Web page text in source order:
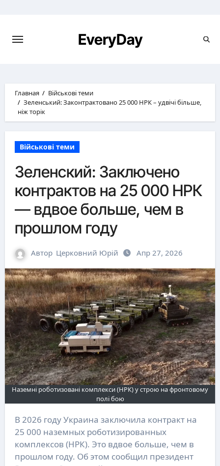
EveryDay
Главная
Військові теми
Зеленський: Законтрактовано 25 000 НРК – удвічі більше,
ніж торік
Військові теми
Зеленский: Заключено
контрактов на 25 000 НРК
— вдвое больше, чем в
прошлом году
Автор Церковний Юрій Апр 27, 2026
Наземні роботизовані комплекси (НРК) у строю на фронтовому
полі бою
В 2026 году Украина заключила контракт на
25 000 наземных роботизированных
комплексов (НРК). Это вдвое больше, чем в
прошлом году. Об этом сообщил президент